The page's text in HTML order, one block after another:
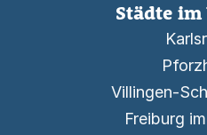
Städte
Villingen-
Freiburg